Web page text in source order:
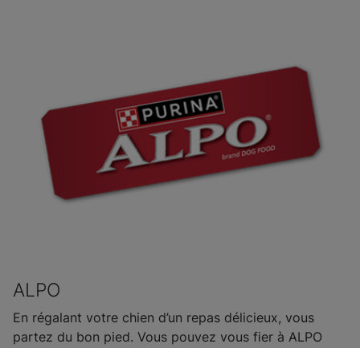
ALPO
En régalant votre chien d’un repas délicieux, vous
partez du bon pied. Vous pouvez vous fier à ALPO